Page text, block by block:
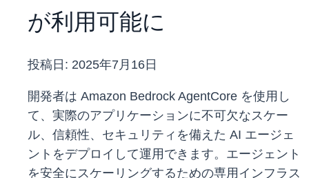
が利用可能に
投稿日: 2025年7月16日
開発者は Amazon Bedrock AgentCore を使用し
て、実際のアプリケーションに不可欠なスケー
ル、信頼性、セキュリティを備えた AI エージェ
ントをデプロイして運用できます。エージェント
を安全にスケーリングするための専用インフラス